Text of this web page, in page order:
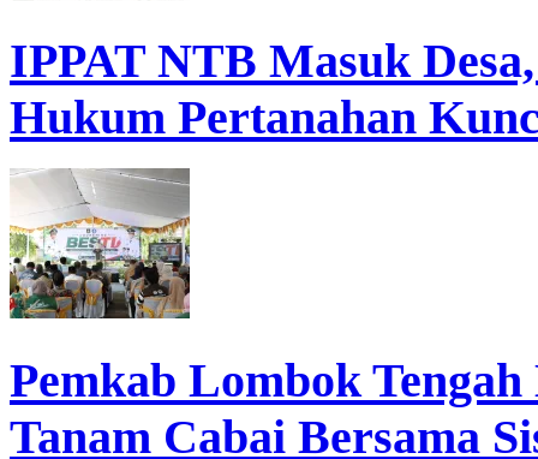
IPPAT NTB Masuk
Hukum Pertanahan
Pemkab Lombok
Tanam Cabai Bersama